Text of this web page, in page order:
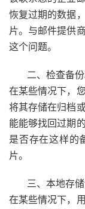
恢复过期的数据
片。与邮件提供
这个问题。
二、检查备
在某些情况下，
将其存储在归档
能能够找回过期
是否存在这样的
片。
三、本地存
在某些情况下，